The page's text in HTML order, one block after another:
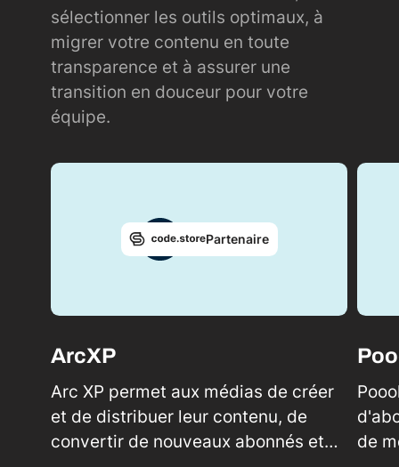
sélectionner les outils optimaux, à
migrer votre contenu en toute
transparence et à assurer une
transition en douceur pour votre
équipe.
Partenaire
ArcXP
Arc XP permet aux médias de créer
et de distribuer leur contenu, de
convertir de nouveaux abonnés et
de